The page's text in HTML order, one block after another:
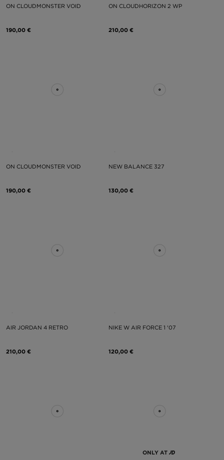
ON CLOUDMONSTER VOID
190,00 €
ON CLOUDHORIZON 2 WP
210,00 €
ON CLOUDMONSTER VOID
190,00 €
NEW BALANCE 327
130,00 €
AIR JORDAN 4 RETRO
210,00 €
NIKE W AIR FORCE 1 '07
120,00 €
ONLY AT